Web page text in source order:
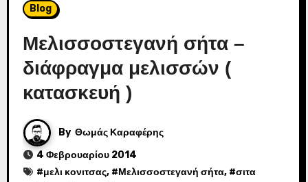
Blog
Μελισσοστεγανή σήτα –
διάφραγμα μελισσών (
κατασκευή )
By Θωμάς Καραφέρης
4 Φεβρουαρίου 2014
#μελι κονιτσας, #Μελισσοστεγανή σήτα, #σιτα